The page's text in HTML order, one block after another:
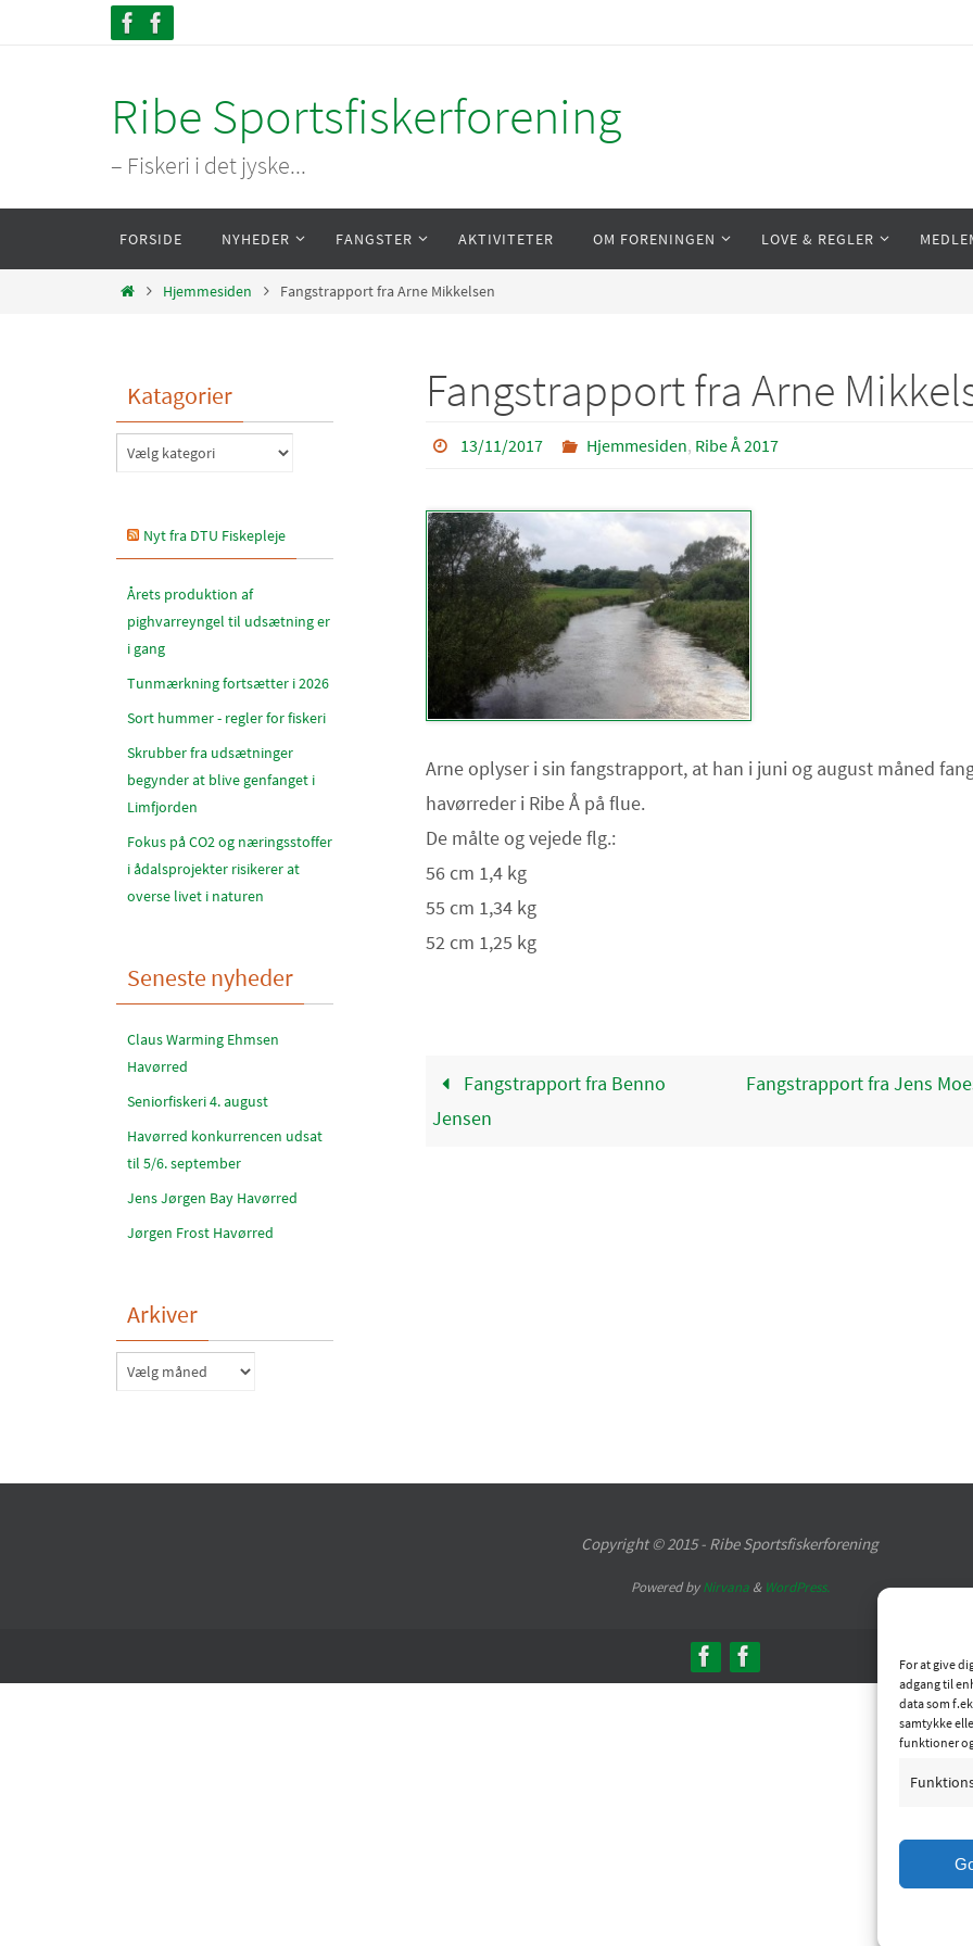
For at give
adgang til
data som
samtykke
funktioner
Ribe Sportsfiskerforening
– Fiskeri i det jyske...
content
FORSIDE NYHEDER FANGSTER AKTIVITETER OM FORENINGEN LOVE & REGLER
HomeHjemmesiden Fangstrapport fra Arne Mikkelsen
Fangstrapport fra Arne
13/11/2017 Hjemmesiden, Ribe Å 2017
Arne oplyser i sin fangstrapport, at han i juni og august måned
havørreder i Ribe Å på flue.
De målte og vejede flg.:
56 cm 1,4 kg
55 cm 1,34 kg
52 cm 1,25 kg
Fangstrapport fra Benno
Jensen
Fangstrapport fra Jens
Katagorier
Katagorier
Nyt fra DTU Fiskepleje
Årets produktion af
pighvarreyngel til udsætning er
i gang
Tunmærkning fortsætter i 2026
Sort hummer - regler for fiskeri
Skrubber fra udsætninger
begynder at blive genfanget i
Limfjorden
Fokus på CO2 og næringsstoffer
i ådalsprojekter risikerer at
overse livet i naturen
Seneste nyheder
Claus Warming Ehmsen
Havørred
Seniorfiskeri 4. august
Havørred konkurrencen udsat
til 5/6. september
Jens Jørgen Bay Havørred
Jørgen Frost Havørred
Arkiver
Arkiver
Copyright © 2015 - Ribe Sportsfiskerforening
Powered byNirvana& WordPress.